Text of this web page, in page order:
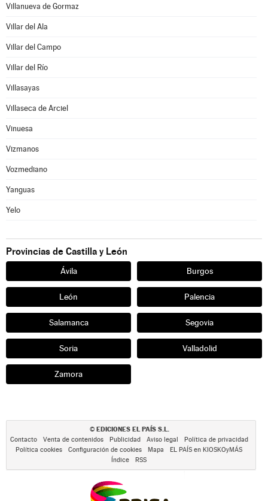
Villanueva de Gormaz
Villar del Ala
Villar del Campo
Villar del Río
Villasayas
Villaseca de Arciel
Vinuesa
Vizmanos
Vozmediano
Yanguas
Yelo
Provincias de Castilla y León
Ávila Burgos
León Palencia
Salamanca Segovia
Soria Valladolid
Zamora
© EDICIONES EL PAÍS S.L.
Contacto Venta de contenidos Publicidad Aviso legal
Política de privacidad
Política cookies
Configuración de cookies Mapa
EL PAÍS en KIOSKOyMÁS
Índice
RSS